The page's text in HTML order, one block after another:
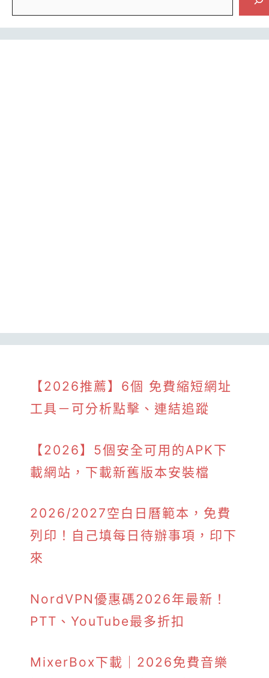
【2026推薦】6個 免費縮短網址
工具－可分析點擊、連結追蹤
【2026】5個安全可用的APK下
載網站，下載新舊版本安裝檔
2026/2027空白日曆範本，免費
列印！自己填每日待辦事項，印下
來
NordVPN優惠碼2026年最新！
PTT、YouTube最多折扣
MixerBox下載｜2026免費音樂